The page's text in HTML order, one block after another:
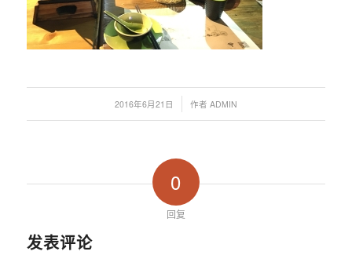
2016年6月21日
/ 作者 ADMIN
0
回复
发表评论